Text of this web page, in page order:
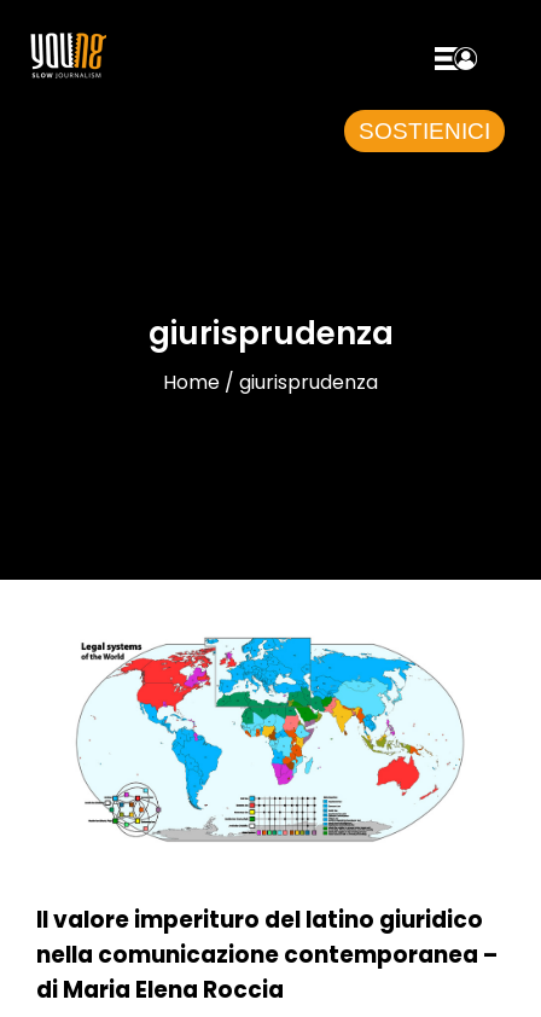
SOSTIENICI
giurisprudenza
Home / giurisprudenza
Il valore imperituro del latino giuridico
nella comunicazione contemporanea –
di Maria Elena Roccia